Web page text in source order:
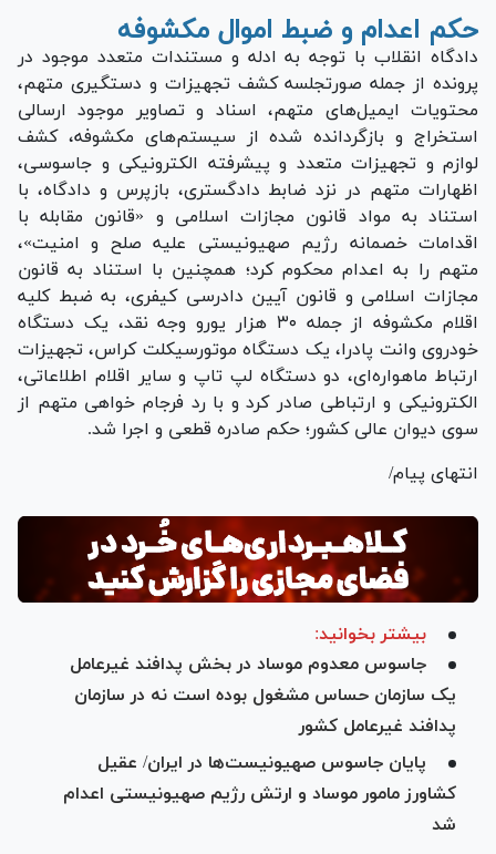
حکم اعدام و ضبط اموال مکشوفه
دادگاه انقلاب با توجه به ادله و مستندات متعدد موجود در
پرونده از جمله صورتجلسه کشف تجهیزات و دستگیری متهم،
محتویات ایمیل‌های متهم، اسناد و تصاویر موجود ارسالی
استخراج و بازگردانده شده از سیستم‌های مکشوفه، کشف
لوازم و تجهیزات متعدد و پیشرفته الکترونیکی و جاسوسی،
اظهارات متهم در نزد ضابط دادگستری، بازپرس و دادگاه، با
استناد به مواد قانون مجازات اسلامی و «قانون مقابله با
اقدامات خصمانه رژیم صهیونیستی علیه صلح و امنیت»،
متهم را به اعدام محکوم کرد؛ همچنین با استناد به قانون
مجازات اسلامی و قانون آیین دادرسی کیفری، به ضبط کلیه
اقلام مکشوفه از جمله ۳۰ هزار یورو وجه نقد، یک دستگاه
خودروی وانت پادرا، یک دستگاه موتورسیکلت کراس، تجهیزات
ارتباط ماهواره‌ای، دو دستگاه لپ تاپ و سایر اقلام اطلاعاتی،
الکترونیکی و ارتباطی صادر کرد و با رد فرجام خواهی متهم از
سوی دیوان عالی کشور؛ حکم صادره قطعی و اجرا شد.
انتهای پیام/
بیشتر بخوانید:
جاسوس معدوم موساد در بخش پدافند غیرعامل
یک سازمان حساس مشغول بوده است نه در سازمان
پدافند غیرعامل کشور
پایان جاسوس صهیونیست‌ها در ایران/ عقیل
کشاورز مامور موساد و ارتش رژیم صهیونیستی اعدام
شد